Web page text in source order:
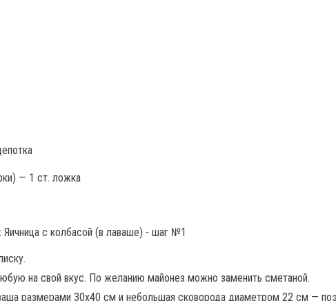
— 1 ст. ложка
на свой вкус. По желанию майонез можно заменить сметаной.
размерами 30х40 см и небольшая сковорода диаметром 22 см —